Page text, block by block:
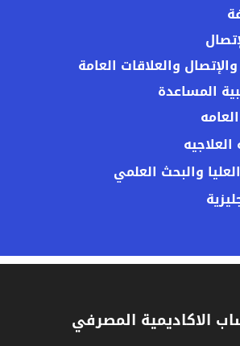
والعلاقات العامة
المساعدة
والبحث العلمي
الاكاديمية المصرفي